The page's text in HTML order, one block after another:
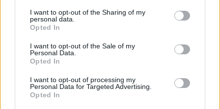
not limited to your visit or usage behaviour. You may click to
grant or deny consent to Google and its third-party tags to
use your data for below specified purposes in below Google
consent section.
I want to opt-out of the Sharing of my
personal data.
Opted In
I want to opt-out of the Sale of my
Personal Data.
Opted In
I want to opt-out of processing my
Personal Data for Targeted Advertising.
Opted In
Στο παρελθόν το κόμμα της, το DNA, έδινε μάχες για
τις σεξουαλικές ελευθερίες, τη νομιμοποίηση του
καθιέρωση ελάχιστου εγγυημένου μισθού για τους
νέους εργαζόμενους